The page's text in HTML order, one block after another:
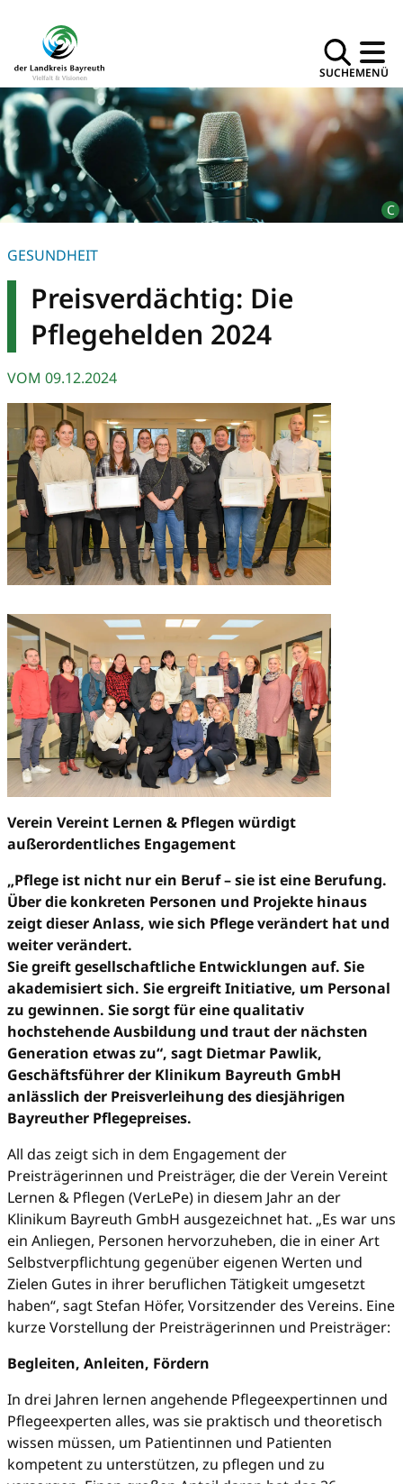
SUCHEMENÜ
GESUNDHEIT
Preisverdächtig: Die
Pflegehelden 2024
VOM 09.12.2024
Verein Vereint Lernen & Pflegen würdigt
außerordentliches Engagement
„Pflege ist nicht nur ein Beruf – sie ist eine Berufung.
Über die konkreten Personen und Projekte hinaus
zeigt dieser Anlass, wie sich Pflege verändert hat und
weiter verändert.
Sie greift gesellschaftliche Entwicklungen auf. Sie
akademisiert sich. Sie ergreift Initiative, um Personal
zu gewinnen. Sie sorgt für eine qualitativ
hochstehende Ausbildung und traut der nächsten
Generation etwas zu“, sagt Dietmar Pawlik,
Geschäftsführer der Klinikum Bayreuth GmbH
anlässlich der Preisverleihung des diesjährigen
Bayreuther Pflegepreises.
All das zeigt sich in dem Engagement der
Preisträgerinnen und Preisträger, die der Verein Vereint
Lernen & Pflegen (VerLePe) in diesem Jahr an der
Klinikum Bayreuth GmbH ausgezeichnet hat. „Es war uns
ein Anliegen, Personen hervorzuheben, die in einer Art
Selbstverpflichtung gegenüber eigenen Werten und
Zielen Gutes in ihrer beruflichen Tätigkeit umgesetzt
haben“, sagt Stefan Höfer, Vorsitzender des Vereins. Eine
kurze Vorstellung der Preisträgerinnen und Preisträger:
Begleiten, Anleiten, Fördern
In drei Jahren lernen angehende Pflegeexpertinnen und
Pflegeexperten alles, was sie praktisch und theoretisch
wissen müssen, um Patientinnen und Patienten
kompetent zu unterstützen, zu pflegen und zu